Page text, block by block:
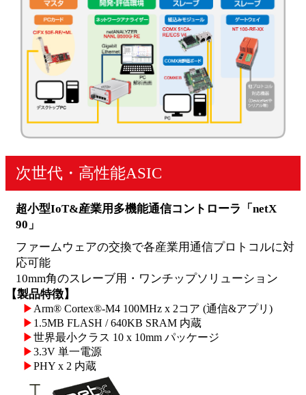
次世代・高性能ASIC
超小型IoT&産業用多機能通信コントローラ「netX
90」
ファームウェアの交換で各産業用通信プロトコルに対
応可能
10mm角のスレーブ用・ワンチップソリューション
【製品特徴】
▶ Arm® Cortex®-M4 100MHz x 2コア (通信&アプリ)
▶ 1.5MB FLASH / 640KB SRAM 内蔵
▶世界最小クラス 10 x 10mm パッケージ
▶3.3V 単一電源
▶PHY x 2 内蔵